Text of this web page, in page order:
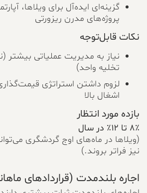
گزینه‌ای ایده‌آل برای ویلاها،
پروژه‌های مدرن ریزورتی
نکات قابل‌توجه
نیاز به مدیریت عملیاتی بیشتر
تخلیه واحد)
لزوم داشتن استراتژی
اشغال بالا
بازده مورد انتظار
۸٪ تا ۱۲٪ در سال
(ویلاها در ماه‌های اوج گردشگری
نیز فراتر بروند.)
اجاره بلندمدت (قراردادهای